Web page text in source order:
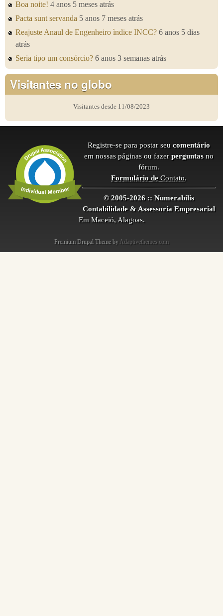
Boa noite! 4 anos 5 meses atrás
Pacta sunt servanda 5 anos 7 meses atrás
Reajuste Anaul de Engenheiro ìndice INCC? 6 anos 5 dias
atrás
Seria tipo um consórcio? 6 anos 3 semanas atrás
Visitantes no globo
Visitantes desde 11/08/2023
Registre-se para postar seu comentário
em nossas páginas ou fazer perguntas no
fórum.
Formulário deContato.
© 2005-2026 :: Numerabilis
Contabilidade & Assessoria Empresarial
Em Maceió, Alagoas.
Premium Drupal Theme by Adaptivethemes.com